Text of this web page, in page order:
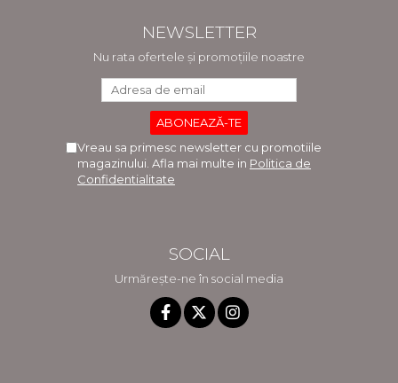
NEWSLETTER
Nu rata ofertele și promoțiile noastre
Vreau sa primesc newsletter cu promotiile
magazinului. Afla mai multe in Politica de
Confidentialitate
SOCIAL
Urmărește-ne în social media